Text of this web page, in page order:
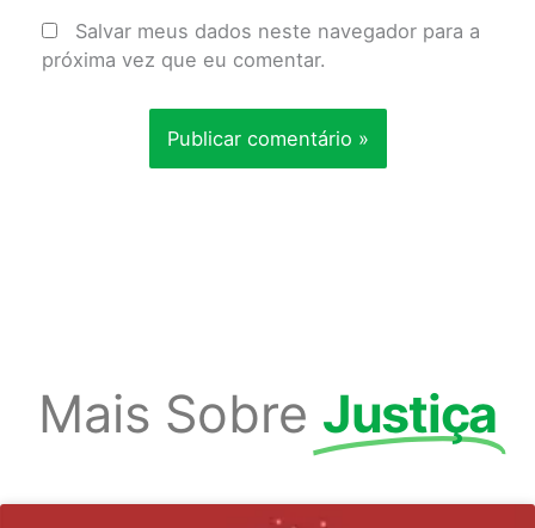
Salvar meus dados neste navegador para a
próxima vez que eu comentar.
Mais Sobre Justiça